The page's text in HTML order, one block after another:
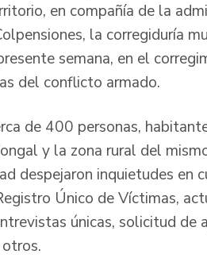
en compañía de la
la corregiduría
semana, en el
del conflicto armado.
de 400 personas,
y la zona rural del
despejaron inquietudes en
Único de Víctimas,
únicas, solicitud de